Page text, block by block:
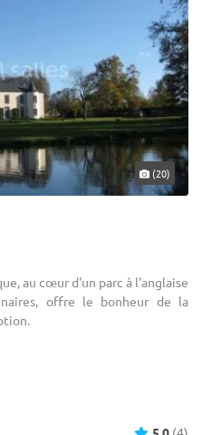
(20)
au cœur d'un parc à l'anglaise
offre le bonheur de la